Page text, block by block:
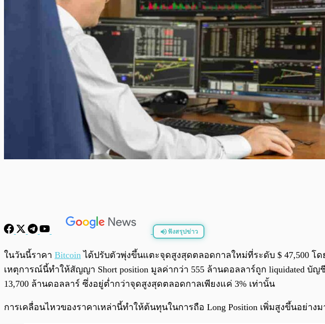
ฟังสรุปข่าว
พร้อมเล่น
ในวันนี้ราคา Bitcoin ได้ปรับตัวพุ่งขึ้นแตะจุดสูงสุดตลอดกาลใหม่ที่ระดับ $ 47,500 โ
เหตุการณ์นี้ทำให้สัญญา Short position มูลค่ากว่า 555 ล้านดอลลาร์ถูก liquidated บั
13,700 ล้านดอลลาร์ ซึ่งอยู่ต่ำกว่าจุดสูงสุดตลอดกาลเพียงแค่ 3% เท่านั้น
การเคลื่อนไหวของราคาเหล่านี้ทำให้ต้นทุนในการถือ Long Position เพิ่มสูงขึ้นอย่า